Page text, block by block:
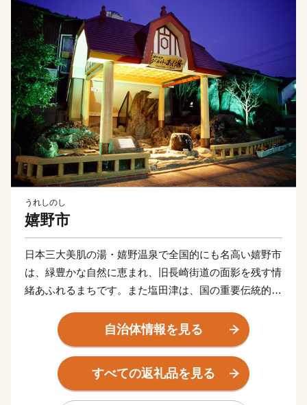
うれしのし
嬉野市
日本三大美肌の湯・嬉野温泉で全国的にも名高い嬉野市
は、緑豊かな自然に恵まれ、旧長崎街道の面影を残す情
緒あふれるまちです。また塩田津は、国の重要伝統的建
ど職人たちの匠の技が時を超えて受け継がれています。
キャッチフレーズである「歓声が響きあう嬉野市」をめ
ざして、まちづくりに取り組んでいます。
自治体情報を見る
すべての返礼品を見る